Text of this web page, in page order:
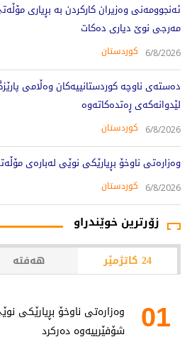
ئەنجوومەنی وەزیران کارکردن بە بڕیاری
مەرجی نوێ دیاری دەکات
6/8/2026 کوردستان
دەستەی ناوچە کوردستانییەکان وەڵامی
لێدوانەکەی ڕەتدەکاتەوە
6/8/2026 کوردستان
وەزارەتی ناوخۆ بڕیارێکی نوێی لەبارەی
6/8/2026 کوردستان
زۆرترین خوێندراو
24 کاتژمێر هەفتە
01
وەزارەتی ناوخۆ بڕیارێکی
شۆفێرییەوە دەرکرد